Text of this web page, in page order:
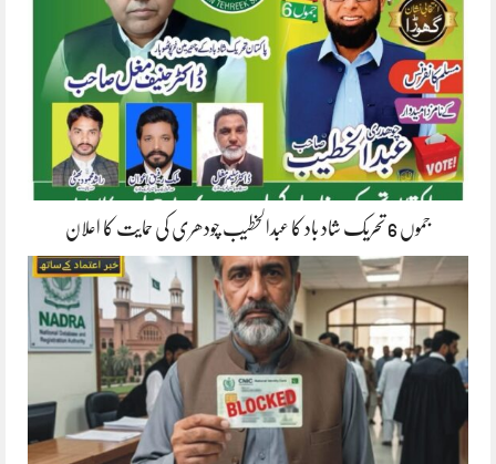
جموں 6 تحریک شاد باد کا عبدالخطیب چودھری کی حمایت کا اعلان